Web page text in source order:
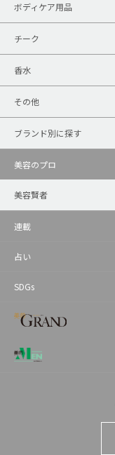
ボディケア用品
チーク
香水
その他
ブランド別に探す
美容のプロ
美容賢者
連載
占い
SDGs